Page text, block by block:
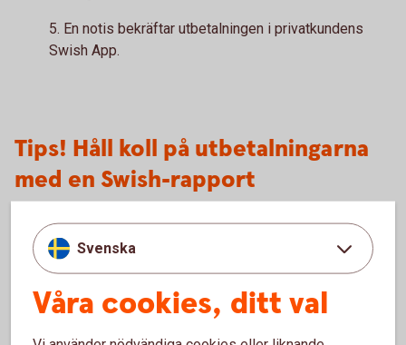
5. En notis bekräftar utbetalningen i privatkundens
Swish App.
Tips! Håll koll på utbetalningarna
med en Swish-rapport
Ni kan enkelt skapa en Swish-rapport för utbetalningarna i
internetbanken. Följ stegen:
1. Logga in i internetbanken
2. Gå till översikten: Betala/överföra – Swish – Swish
funktioner.
3. Välj Swish-rapport
Svenska
Våra cookies, ditt val